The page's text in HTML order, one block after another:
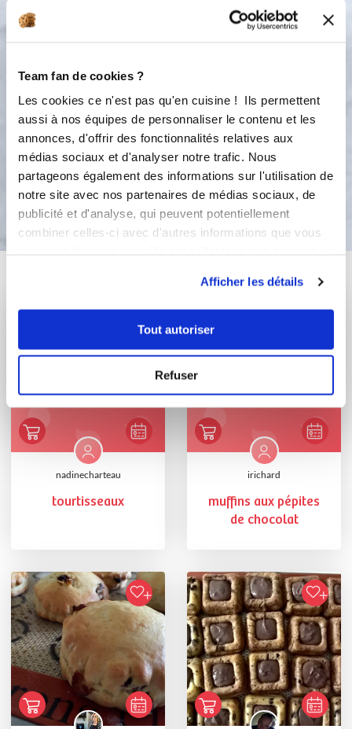
Team fan de cookies ?
Les cookies ce n'est pas qu'en cuisine ! Ils permettent
aussi à nos équipes de personnaliser le contenu et les
annonces, d'offrir des fonctionnalités relatives aux
médias sociaux et d'analyser notre trafic. Nous
partageons également des informations sur l'utilisation de
notre site avec nos partenaires de médias sociaux, de
publicité et d'analyse, qui peuvent potentiellement
combiner celles-ci avec d'autres informations que vous
Afficher les détails
Tout autoriser
Refuser
3
5
Mettre la pâte dans le moule
marguerite et cuire environ 22 min à
180°C. Sortir du four et démouler
tiède.
Bon appétit !
nadinecharteau
tourtisseaux
irichard
muffins aux pépites
de chocolat